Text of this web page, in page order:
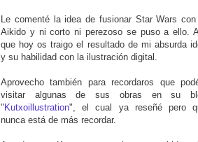
Le comenté la idea de fusionar Star Wars con
Aikido y ni corto ni perezoso se puso a ello.
que hoy os traigo el resultado de mi absurda
y su habilidad con la ilustración digital.
Aprovecho también para recordaros que
visitar algunas de sus obras en su
"Kutxoillustration", el cual ya reseñé pero
nunca está de más recordar.